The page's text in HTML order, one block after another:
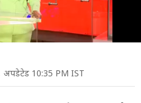
अपडेटेड 10:35 PM IST